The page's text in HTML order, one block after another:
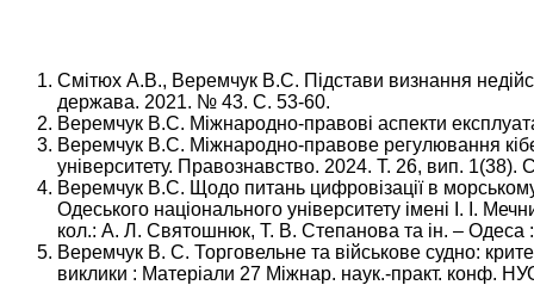
Смітюх А.В., Веремчук В.С. Підстави визнання
держава. 2021. № 43. С. 53-60.
Веремчук В.С. Міжнародно-правові аспекти
Веремчук В.С. Міжнародно-правове регулювання
університету. Правознавство. 2024. Т. 26, вип. 1(38).
Веремчук В.С. Щодо питань цифровізації в морському
Одеського національного університету імені І. І.
кол.: А. Л. Святошнюк, Т. В. Степанова та ін. – Одеса
Веремчук В. С. Торговельне та військове судно:
виклики : Матеріали 27 Міжнар. наук.-практ. конф.